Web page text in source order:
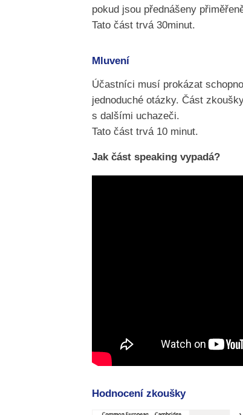
pokud jsou přednášeny
Tato část trvá 30minut.
Mluvení
Účastníci musí prokázat
jednoduché otázky. Část
s dalšími uchazeči.
Tato část trvá 10 minut.
Jak část speaking vypadá?
Hodnocení zkoušky